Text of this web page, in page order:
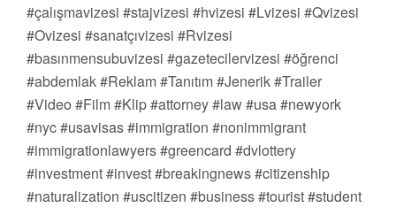
#çalışmavizesi #stajvizesi #hvizesi #Lvizesi #Qvizesi
#Ovizesi #sanatçıvizesi #Rvizesi
#basınmensubuvizesi #gazetecilervizesi #öğrenci
#abdemlak #Reklam #Tanıtım #Jenerik #Trailer
#Video #Film #Klip #attorney #law #usa #newyork
#nyc #usavisas #immigration #nonimmigrant
#immigrationlawyers #greencard #dvlottery
#investment #invest #breakingnews #citizenship
#naturalization #uscitizen #business #tourist #student